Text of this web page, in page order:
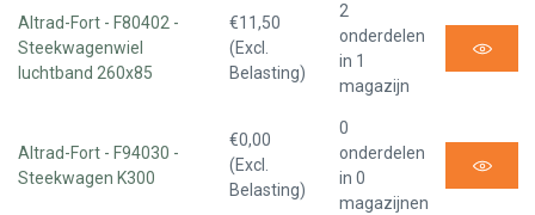
Altrad-Fort - F80402 -
Steekwagenwiel
luchtband 260x85
€11,50
(Excl.
Belasting)
2
onderdelen
in 1
magazijn
Altrad-Fort - F94030 -
Steekwagen K300
€0,00
(Excl.
Belasting)
0
onderdelen
in 0
magazijnen